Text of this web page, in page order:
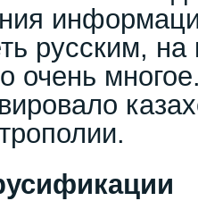
русским, на
очень